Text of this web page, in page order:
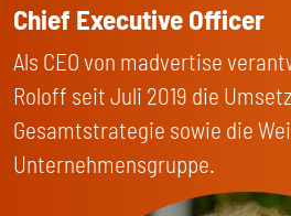
Chief Executive Officer
Als CEO von madvertise
Roloff seit Juli 2019 die
Gesamtstrategie sowie die
Unternehmensgruppe.